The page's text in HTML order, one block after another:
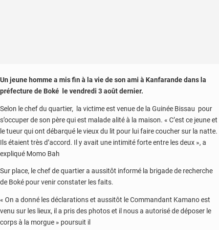
Un jeune homme a mis fin à la vie de son ami à Kanfarande dans la
préfecture de Boké le vendredi 3 août dernier.
Selon le chef du quartier, la victime est venue de la Guinée Bissau pour
s’occuper de son père qui est malade alité à la maison. « C’est ce jeune et
le tueur qui ont débarqué le vieux du lit pour lui faire coucher sur la natte.
Ils étaient très d’accord. Il y avait une intimité forte entre les deux », a
expliqué Momo Bah
Sur place, le chef de quartier a aussitôt informé la brigade de recherche
de Boké pour venir constater les faits.
« On a donné les déclarations et aussitôt le Commandant Kamano est
venu sur les lieux, il a pris des photos et il nous a autorisé de déposer le
corps à la morgue » poursuit il